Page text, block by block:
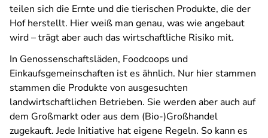
teilen sich die Ernte und die tierischen Produkte, die der
Hof herstellt. Hier weiß man genau, was wie angebaut
wird – trägt aber auch das wirtschaftliche Risiko mit.
In Genossenschaftsläden, Foodcoops und
Einkaufsgemeinschaften ist es ähnlich. Nur hier stammen
stammen die Produkte von ausgesuchten
landwirtschaftlichen Betrieben. Sie werden aber auch auf
dem Großmarkt oder aus dem (Bio-)Großhandel
zugekauft. Jede Initiative hat eigene Regeln. So kann es